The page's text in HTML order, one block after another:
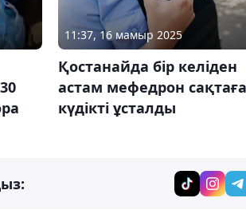
11:37, 16 мамыр 2025
Қостанайда бір келіден
астам мефедрон
күдікті ұсталды